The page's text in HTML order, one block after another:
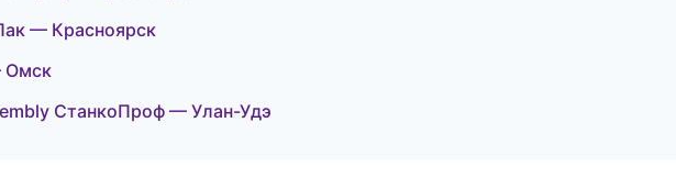
— Красноярск
Омск
СтанкоПроф — Улан-Удэ